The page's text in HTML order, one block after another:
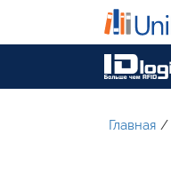
Главная /